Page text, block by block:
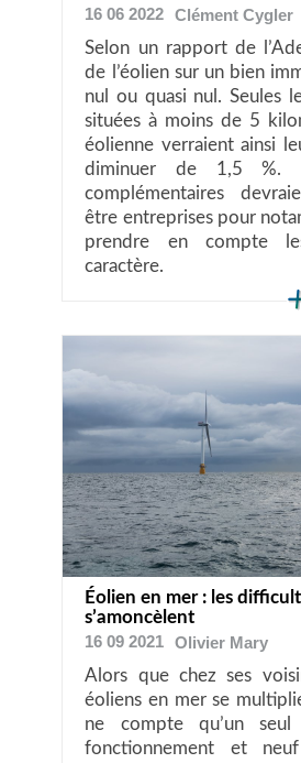
16 06 2022
ClémentCygler
Selon un rapport de
de l’éolien sur un bien
nul ou quasi nul. Seules
situées à moins de 5
éolienne verraient ainsi
diminuer de 1,5 %.
complémentaires
être entreprises pour
prendre en compte
caractère.
Éolien en mer : les
s’amoncèlent
16 09 2021
Olivier Mary
Alors que chez ses
éoliens en mer se
ne compte qu’un seul
fonctionnement et